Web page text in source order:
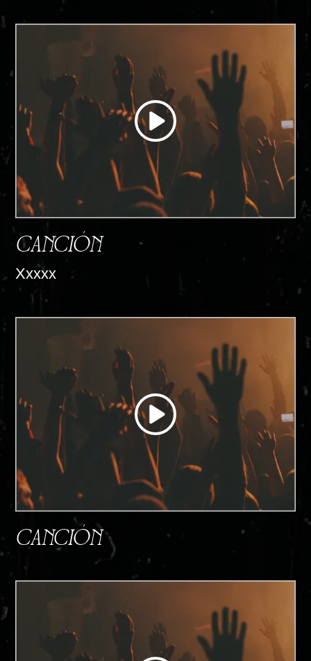
CANCIÓN
Xxxxx
CANCIÓN